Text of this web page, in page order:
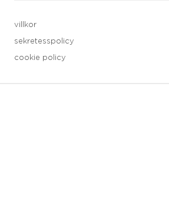
villkor
sekretesspolicy
cookie policy